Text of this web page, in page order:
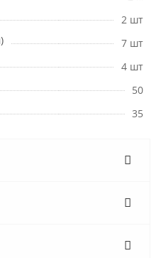
2 шт
7 шт
4 шт
50
35